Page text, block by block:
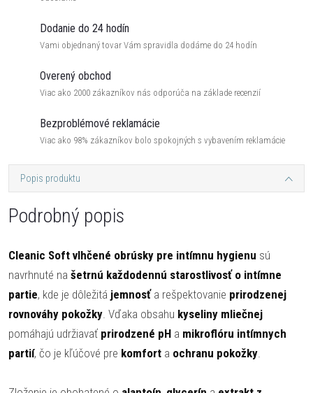
Dodanie do 24 hodín
Vami objednaný tovar Vám spravidla dodáme do 24 hodín
Overený obchod
Viac ako 2000 zákazníkov nás odporúča na základe recenzií
Bezproblémové reklamácie
Viac ako 98% zákazníkov bolo spokojných s vybavením reklamácie
Popis produktu
Podrobný popis
Cleanic Soft vlhčené obrúsky pre intímnu hygienu sú
navrhnuté na šetrnú každodennú starostlivosť o intímne
partie, kde je dôležitá jemnosťa rešpektovanie prirodzenej
rovnováhy pokožky. Vďaka obsahu kyseliny mliečnej
pomáhajú udržiavať prirodzené pH a mikroflóru intímnych
partií, čo je kľúčové pre komfort a ochranu pokožky.